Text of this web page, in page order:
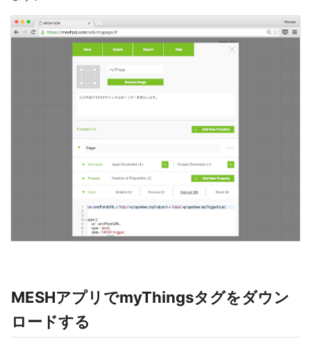
MESHアプリでmyThingsタグをダウン
ロードする